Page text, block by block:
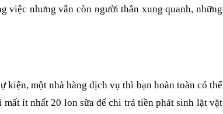
việc nhưng vẫn còn người thân xung quanh, những
kiện, một nhà hàng dịch vụ thì bạn hoàn toàn có thể
ít nhất 20 lon sữa để chi trả tiền phát sinh lặt vặt